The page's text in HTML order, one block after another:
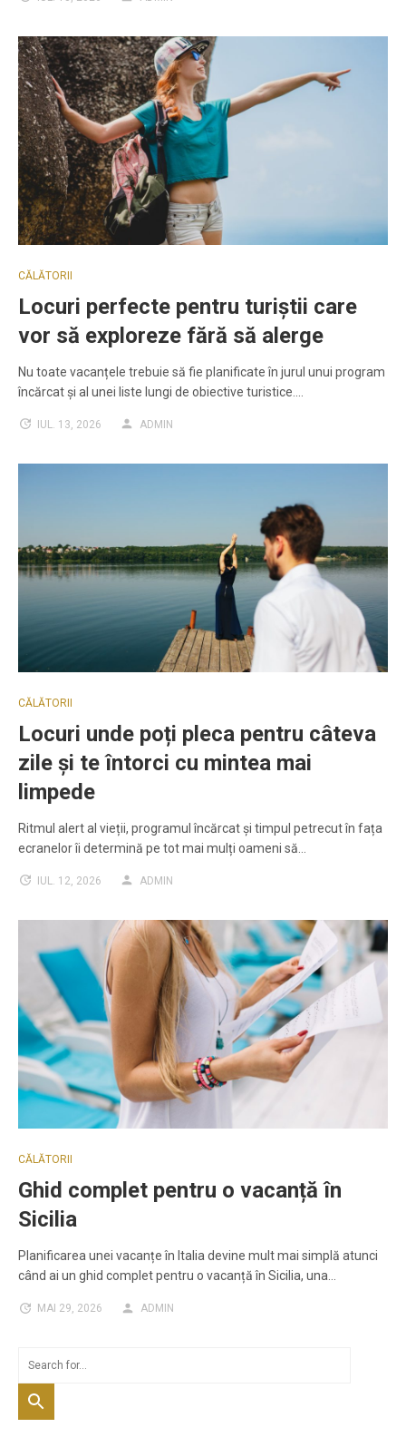
CĂLĂTORII
Locuri perfecte pentru turiștii care
vor să exploreze fără să alerge
Nu toate vacanțele trebuie să fie planificate în jurul unui program
încărcat și al unei liste lungi de obiective turistice.…
IUL. 13, 2026 ADMIN
CĂLĂTORII
Locuri unde poți pleca pentru câteva
zile și te întorci cu mintea mai
limpede
Ritmul alert al vieții, programul încărcat și timpul petrecut în fața
ecranelor îi determină pe tot mai mulți oameni să…
IUL. 12, 2026 ADMIN
CĂLĂTORII
Ghid complet pentru o vacanță în
Sicilia
Planificarea unei vacanțe în Italia devine mult mai simplă atunci
când ai un ghid complet pentru o vacanță în Sicilia, una…
MAI 29, 2026 ADMIN